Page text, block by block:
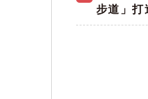
步道」打